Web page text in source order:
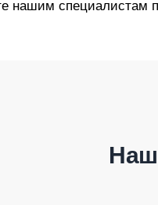
нашим специалистам